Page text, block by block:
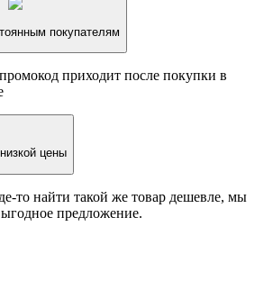
покупателям
приходит после покупки в
цены
то найти такой же товар дешевле, мы
предложение.